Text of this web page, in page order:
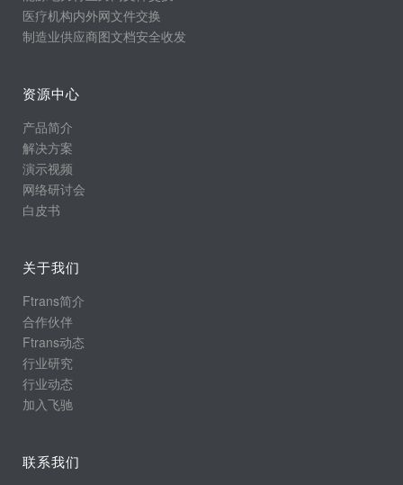
医疗机构内外网文件交换
制造业供应商图文档安全收发
资源中心
产品简介
解决方案
演示视频
网络研讨会
白皮书
关于我们
Ftrans简介
合作伙伴
Ftrans动态
行业研究
行业动态
加入飞驰
联系我们